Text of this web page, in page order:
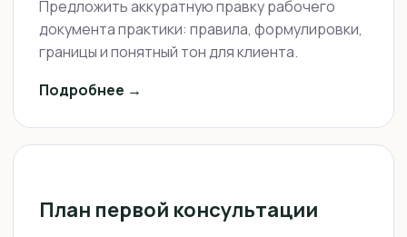
Предложить аккуратную правку рабочего
документа практики: правила, формулировки,
границы и понятный тон для клиента.
Подробнее →
План первой консультации